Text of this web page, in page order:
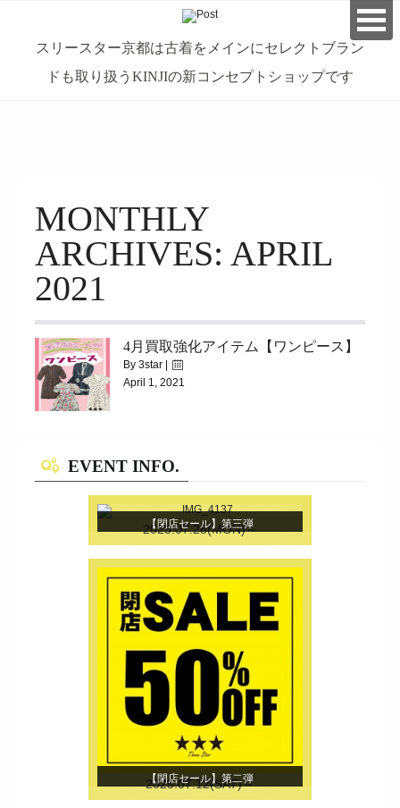
スリースター京都は古着をメインにセレクトブラン
ドも取り扱うKINJIの新コンセプトショップです
MONTHLY
ARCHIVES: APRIL
2021
4月買取強化アイテム【ワンピース】
By 3star |
April 1, 2021
EVENT INFO.
【閉店セール】第三弾
2025.07.28(MON)～
【閉店セール】第二弾
2025.07.12(SAT)～